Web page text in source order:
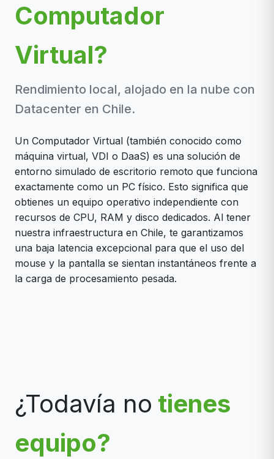
Computador
Virtual?
Rendimiento local, alojado en la nube con
Datacenter en Chile.
Un Computador Virtual (también conocido como
máquina virtual, VDI o DaaS) es una solución de
entorno simulado de escritorio remoto que funciona
exactamente como un PC físico. Esto significa que
obtienes un equipo operativo independiente con
recursos de CPU, RAM y disco dedicados. Al tener
nuestra infraestructura en Chile, te garantizamos
una baja latencia excepcional para que el uso del
mouse y la pantalla se sientan instantáneos frente a
la carga de procesamiento pesada.
¿Todavía no tienes
equipo?